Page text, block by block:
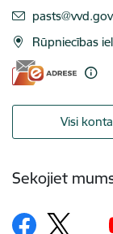
E-pasts:
Rūpniecības
Visi
Sekojiet